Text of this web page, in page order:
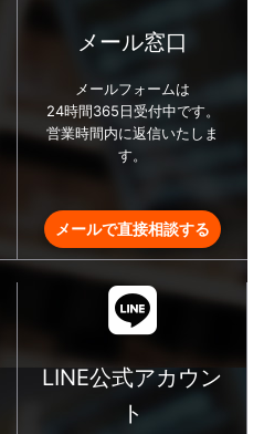
メール窓口
メールフォームは
24時間365日受付中です。
営業時間内に返信いたしま
す。
メールで直接相談する
LINE公式アカウン
ト